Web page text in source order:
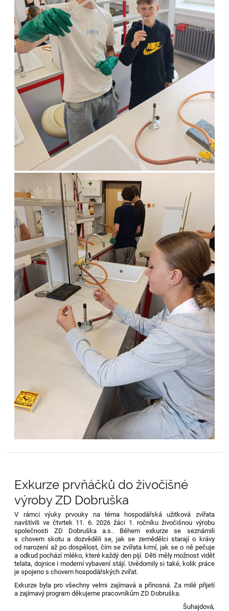
Exkurze prvňáčků do živočišné
výroby ZD Dobruška
V rámci výuky prvouky na téma hospodářská užitková zvířata
navštívili ve čtvrtek 11. 6. 2026 žáci 1. ročníku živočišnou výrobu
společnosti ZD Dobruška a.s.. Během exkurze se seznámili
s chovem skotu a dozvěděli se, jak se zemědělci starají o krávy
od narození až po dospělost, čím se zvířata krmí, jak se o ně pečuje
a odkud pochází mléko, které každý den pijí. Děti měly možnost vidět
telata, dojnice i moderní vybavení stájí. Uvědomily si také, kolik práce
je spojeno s chovem hospodářských zvířat.
Exkurze byla pro všechny velmi zajímavá a přínosná. Za milé přijetí
a zajímavý program děkujeme pracovníkům ZD Dobruška.
Šuhajdová,